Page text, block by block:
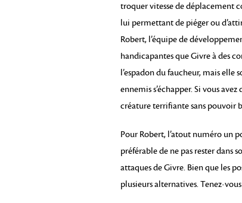
troquer vitesse de déplacement
lui permettant de piéger ou
Robert, l’équipe de
handicapantes que Givre à des
l’espadon du faucheur, mais elle
ennemis s’échapper. Si vous
créature terrifiante sans pouvoir
Pour Robert, l’atout numéro un
préférable de ne pas rester dans
attaques de Givre. Bien que les
plusieurs alternatives. Tenez-